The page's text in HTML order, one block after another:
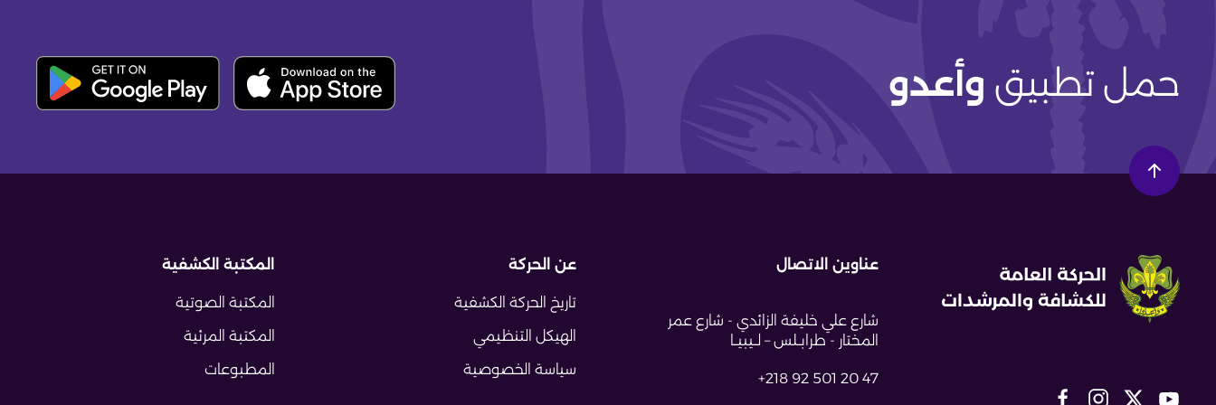
حمل تطبيق وأعدو
عناوين الاتصال
شارع علي خليفة الزائدي - شارع عمر
المختار - طرابــلس – لــيبيــا
+218 92 501 20 47
عن الحركة
تاريخ الحركة الكشفية
الهيكل التنظيمي
سياسة الخصوصية
المكتبة الكشفية
المكتبة الصوتية
المكتبة المرئية
المطبوعات